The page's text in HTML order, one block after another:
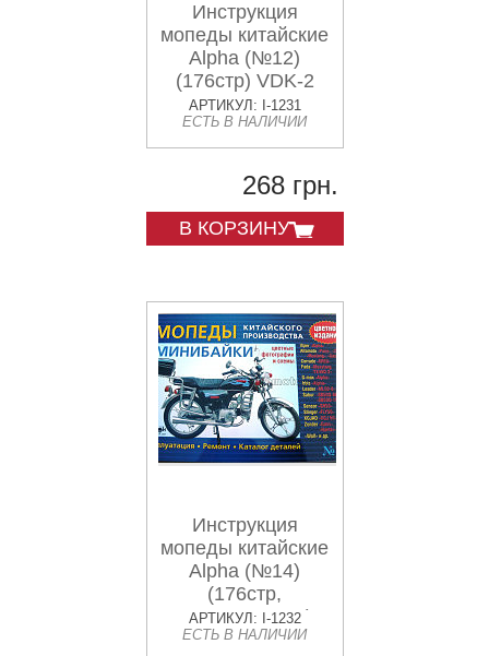
Инструкция
мопеды китайские
Alpha (№12)
(176стр) VDK-2
АРТИКУЛ: I-1231
ЕСТЬ В НАЛИЧИИ
268 грн.
В КОРЗИНУ
Инструкция
мопеды китайские
Alpha (№14)
(176стр,
полноцветная)
VDK-2
АРТИКУЛ: I-1232
ЕСТЬ В НАЛИЧИИ